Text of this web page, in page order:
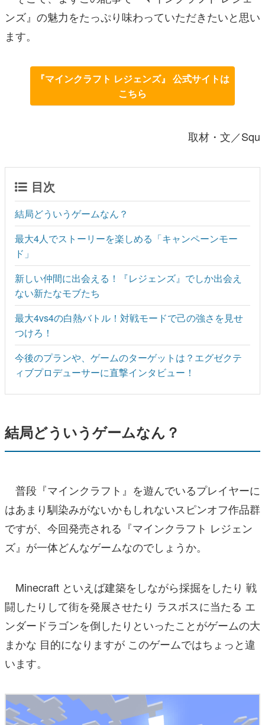
ンズ』の魅力をたっぷり味わっていただきたいと思い
ます。
『マインクラフト レジェンズ』 公式サイトは
こちら
取材・文／Squ
目次
結局どういうゲームなん？
最大4人でストーリーを楽しめる「キャンペーンモー
ド」
新しい仲間に出会える！『レジェンズ』でしか出会え
ない新たなモブたち
最大4vs4の白熱バトル！対戦モードで己の強さを見せ
つけろ！
今後のプランや、ゲームのターゲットは？エグゼクテ
ィブプロデューサーに直撃インタビュー！
結局どういうゲームなん？
普段『マインクラフト』を遊んでいるプレイヤーに
はあまり馴染みがないかもしれないスピンオフ作品群
ですが、今回発売される『マインクラフト レジェン
ズ』が一体どんなゲームなのでしょうか。
Minecraft といえば建築をしながら採掘をしたり 戦
闘したりして街を発展させたり ラスボスに当たる エ
ンダードラゴンを倒したりといったことがゲームの大
まかな 目的になりますが このゲームではちょっと違
います。